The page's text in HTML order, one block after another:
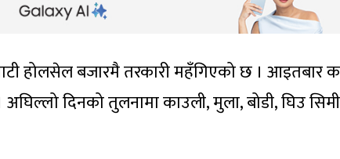
होलसेल बजारमै तरकारी महँगिएको छ । आइतबार
दिनको तुलनामा काउली, मुला, बोडी, घिउ